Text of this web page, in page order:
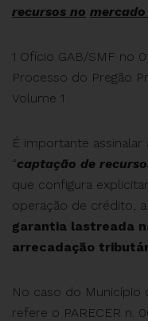
recursos no
1 Ofício GAB/SMF no
Processo do Pregão
Volume 1
É importante
“captação de
que configura
operação de crédito,
garantia lastreada
arrecadação
No caso do Município
refere o PARECER n.